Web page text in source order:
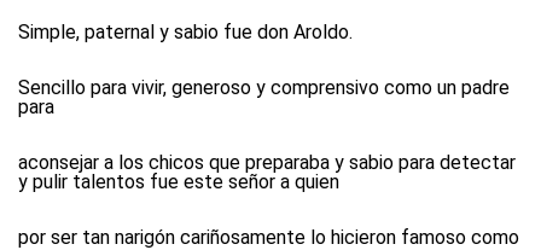
Simple, paternal y sabio fue don Aroldo.
Sencillo para vivir, generoso y comprensivo como un padre
para
aconsejar a los chicos que preparaba y sabio para detectar
y pulir talentos fue este señor a quien
por ser tan narigón cariñosamente lo hicieron famoso como